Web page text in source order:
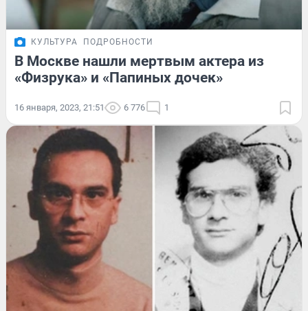
КУЛЬТУРА ПОДРОБНОСТИ
В Москве нашли мертвым актера из
«Физрука» и «Папиных дочек»
16 января, 2023, 21:51 6 776 1